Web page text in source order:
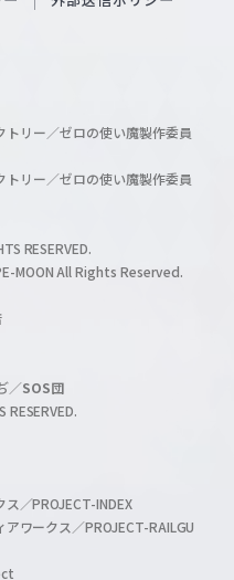
リー／ゼロの使い魔製作委員
リー／ゼロの使い魔製作委員
RESERVED.
MOON All Rights Reserved.
／SOS団
／PROJECT-INDEX
ワークス／PROJECT-RAILGU